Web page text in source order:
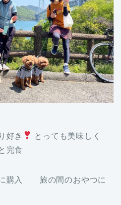
好き
とっても美味しく
完食
に購入 旅の間のおやつに